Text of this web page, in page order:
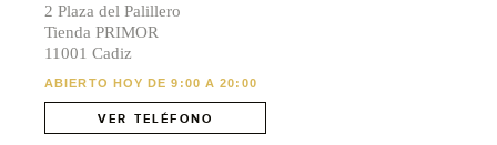
2 Plaza del Palillero
Tienda PRIMOR
11001 Cadiz
ABIERTO HOY DE 9:00 A 20:00
VER TELÉFONO